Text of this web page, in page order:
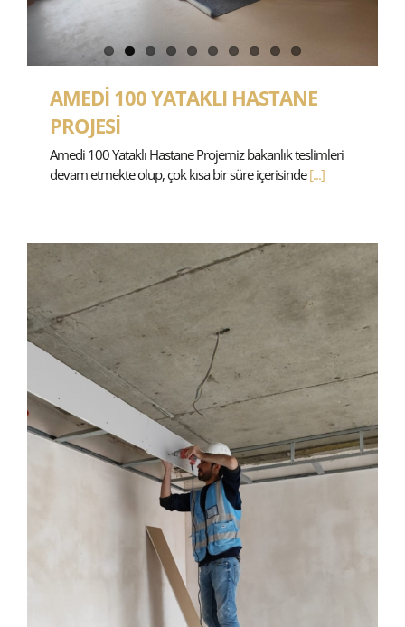
AMEDİ 100 YATAKLI HASTANE
PROJESİ
Amedi 100 Yataklı Hastane Projemiz bakanlık teslimleri
devam etmekte olup, çok kısa bir süre içerisinde[...]